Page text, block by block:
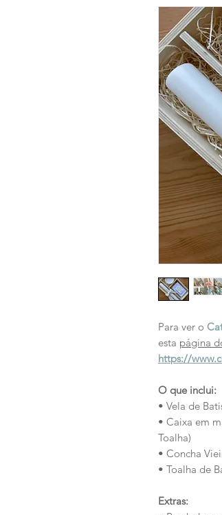
Para ver o
esta página
https://
O que inclui:
• Vela de
• Caixa em
Toalha)
• Concha
• Toalha de
Extras: